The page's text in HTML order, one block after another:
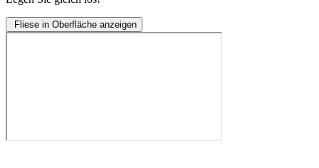
Fliese in Oberfläche anzeigen